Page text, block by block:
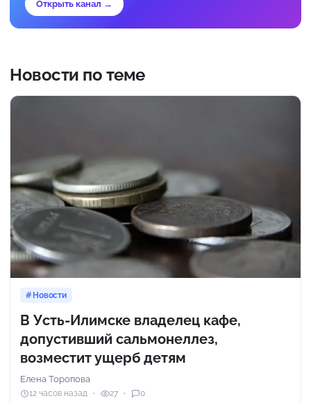
Открыть канал →
Новости по теме
Новости
В Усть-Илимске владелец кафе,
допустивший сальмонеллез,
возместит ущерб детям
Елена Торопова
12 часов назад 27 0